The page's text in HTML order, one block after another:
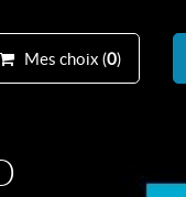
Mes choix (0)